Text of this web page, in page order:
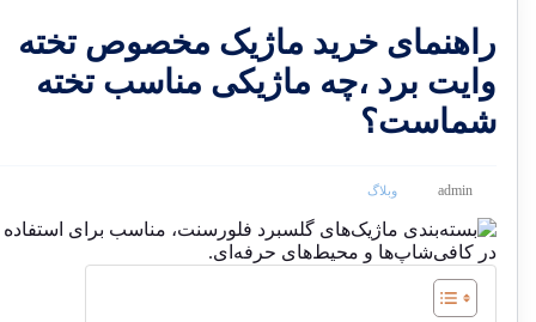
راهنمای خرید ماژیک مخصوص تخته
وایت برد ،چه ماژیکی مناسب تخته
شماست؟
admin وبلاگ